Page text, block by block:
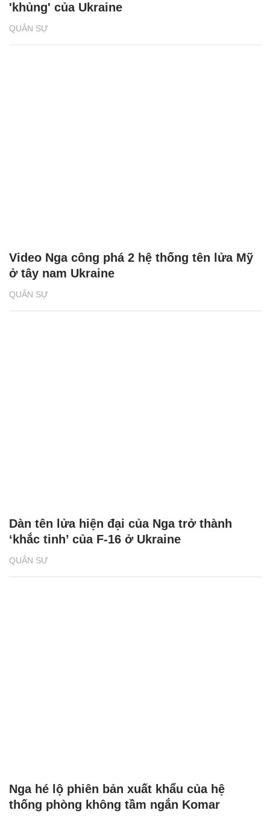
QUÂN SỰ
'khủng' của Ukraine
QUÂN SỰ
Video Nga công phá 2 hệ thống tên lửa Mỹ
ở tây nam Ukraine
QUÂN SỰ
Dàn tên lửa hiện đại của Nga trở thành
‘khắc tinh’ của F-16 ở Ukraine
Nga hé lộ phiên bản xuất khẩu của hệ
thống phòng không tầm ngắn Komar